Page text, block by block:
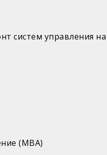
систем управления
(МBA)